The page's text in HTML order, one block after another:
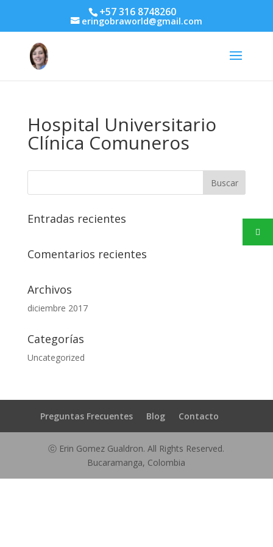
+57 316 8748260
eringobraworld@gmail.com
Hospital Universitario
Clínica Comuneros
Entradas recientes
Comentarios recientes
Archivos
diciembre 2017
Categorías
Uncategorized
Preguntas Frecuentes Blog Contacto
ⓒ Erin Gomez Gualdron. All Rights Reserved.
Bucaramanga, Colombia